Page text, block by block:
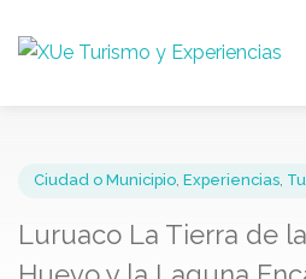
Luruaco La Tierra de